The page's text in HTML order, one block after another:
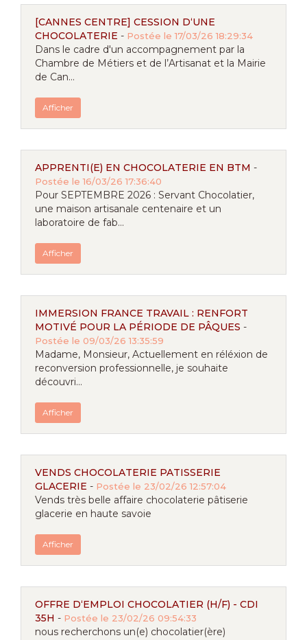
[CANNES CENTRE] CESSION D‘UNE
CHOCOLATERIE - Postée le 17/03/26 18:29:34
Dans le cadre d'un accompagnement par la
Chambre de Métiers et de l’Artisanat et la Mairie
de Can...
Afficher
APPRENTI(E) EN CHOCOLATERIE EN BTM -
Postée le 16/03/26 17:36:40
Pour SEPTEMBRE 2026 : Servant Chocolatier,
une maison artisanale centenaire et un
laboratoire de fab...
Afficher
IMMERSION FRANCE TRAVAIL : RENFORT
MOTIVÉ POUR LA PÉRIODE DE PÂQUES -
Postée le 09/03/26 13:35:59
Madame, Monsieur, Actuellement en réléxion de
reconversion professionnelle, je souhaite
découvri...
Afficher
VENDS CHOCOLATERIE PATISSERIE
GLACERIE - Postée le 23/02/26 12:57:04
Vends très belle affaire chocolaterie pâtiserie
glacerie en haute savoie
Afficher
OFFRE D‘EMPLOI CHOCOLATIER (H/F) - CDI
35H - Postée le 23/02/26 09:54:33
nous recherchons un(e) chocolatier(ère)